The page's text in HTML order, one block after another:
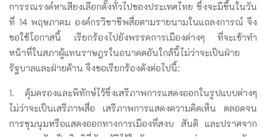
การรณรงค์หาเสียงเลือกตั้งทั่วไปของประเทศไทย ซึ่งจะมีขึ้นในวัน
ที่ 14 พฤษภาคม องค์กรวิชาชีพสื่อตามรายนามในแถลงการณ์ จึง
ขอใช้โอกาสนี้ เรียกร้องไปยังพรรคการเมืองต่างๆ ที่จะเข้าทำ
หน้าที่ในสภาผู้แทนราษฎรในอนาคตอันใกล้นี้ไม่ว่าจะเป็นฝ่าย
รัฐบาลและฝ่ายค้าน จึงขอเรียกร้องดังต่อไปนี้:
1. คุ้มครองและพิทักษ์ไว้ซึ่งเสรีภาพการแสดงออกในรูปแบบต่างๆ
ไม่ว่าจะเป็นเสรีภาพสื่อ เสรีภาพการแสดงความคิดเห็น ตลอดจน
การชุมนุมหรือแสดงออกทางการเมืองที่สงบ สันติ และปราศจาก